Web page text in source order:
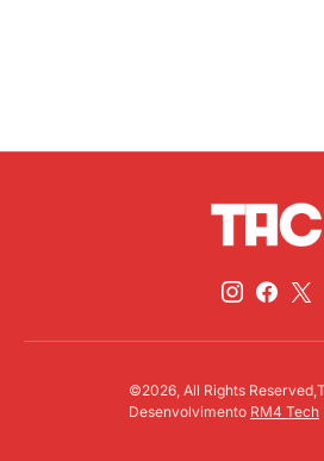
©2026, All Rights
Desenvolvimento RM4 Tech